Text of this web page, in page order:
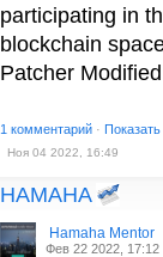
participating in
blockchain
Patcher
1 комментарий ·
Ноя 04 2022, 16:49
HAMAHA
Hamaha Mentor
Фев 22 2022, 17:12